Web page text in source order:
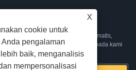
PTZ kami, kamera pelacak otomatis,
silakan tinggalkan email Anda kepada kami
Anda dalam waktu 24 jam.
X
cookie untuk
pengalaman
baik, menganalisis
mempersonalisasi